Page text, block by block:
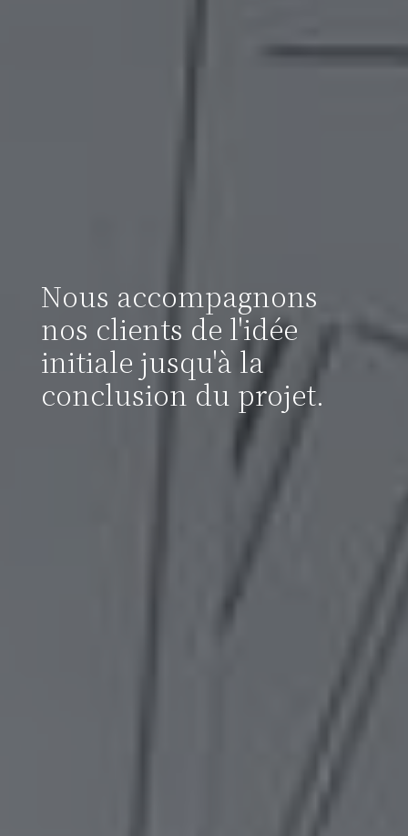
Nous accompagnons
nos clients de l'idée
initiale jusqu'à la
conclusion du projet.